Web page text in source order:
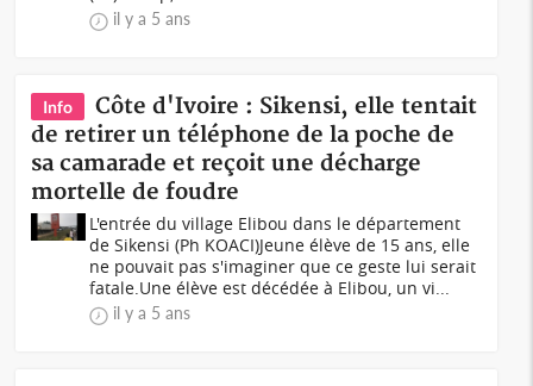
il y a 5 ans
Info
Côte d'Ivoire : Sikensi, elle tentait
de retirer un téléphone de la poche de
sa camarade et reçoit une décharge
mortelle de foudre
L'entrée du village Elibou dans le département
de Sikensi (Ph KOACI)Jeune élève de 15 ans, elle
ne pouvait pas s'imaginer que ce geste lui serait
fatale.Une élève est décédée à Elibou, un vi...
il y a 5 ans